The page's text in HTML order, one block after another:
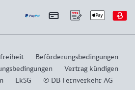
Beförderungsbedingungen
Vertrag kündigen
LkSG © DB Fernverkehr AG